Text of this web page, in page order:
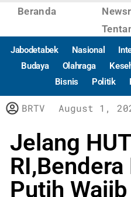
Beranda
Jabodetabek Nasional
Budaya
Olahraga
Bisnis
Politik
BRTV August 1,
Jelang
Putih